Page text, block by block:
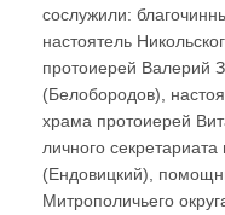
сослужили:
настоятель
протоиерей Валерий
(Белобородов),
храма протоиерей
личного
(Ендовицкий),
Митрополичьего